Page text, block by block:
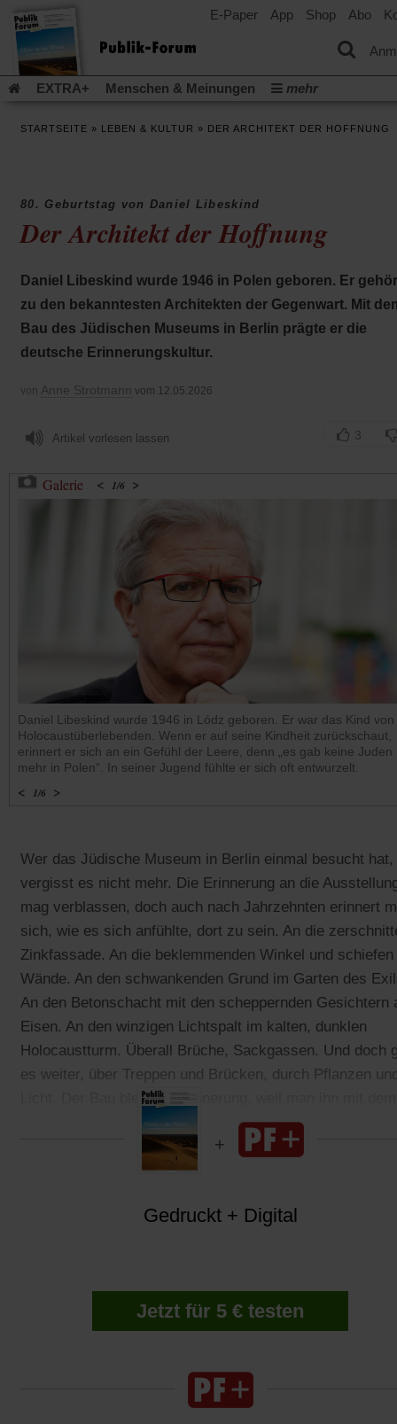
E-Paper App Shop Abo
EXTRA+ Menschen & Meinungen
mehr
Leserinitiative Publik-Forum e.V.
Die Erderwärmung
Urlaub und Nichtstun(Öffnet
neuen
Tab)
Gefährlicher Reichtum(Öffnet
neuen
Tab)
Krieg in
in
einem
neuen
Tab)
Krieg und Frieden (Öffnet
in
neuen
Tab)
Gott neu denken Krieg in der Ukraine
in
Flucht und Migration
Video-Podcast »Veranstaltungen«
Podcast »Veranstaltungen«
Schriftgröße ändern:
STARTSEITE » LEBEN & KULTUR » DER ARCHITEKT DER HOFFNUNG
80. Geburtstag von Daniel Libeskind
Der Architekt der Hoffnung
Daniel Libeskind wurde 1946 in Polen geboren. Er
zu den bekanntesten Architekten der Gegenwart. Mit
Bau des Jüdischen Museums in Berlin prägte er die
deutsche Erinnerungskultur.
von Anne Strotmann vom 12.05.2026
Artikel vorlesen lassen 3
Galerie < 1/6 >
Daniel Libeskind wurde 1946 in Lódz geboren. Er war das Kind von
Holocaustüberlebenden. Wenn er auf seine Kindheit zurückschaut,
erinnert er sich an ein Gefühl der Leere, denn „es gab keine Juden
mehr in Polen“. In seiner Jugend fühlte er sich oft entwurzelt.
< 1/6 >
Wer das Jüdische Museum in Berlin einmal besucht hat,
vergisst es nicht mehr. Die Erinnerung an die
mag verblassen, doch auch nach Jahrzehnten erinnert
sich, wie es sich anfühlte, dort zu sein. An die
Zinkfassade. An die beklemmenden Winkel und schiefen
Wände. An den schwankenden Grund im Garten des
An den Betonschacht mit den scheppernden Gesichtern
Eisen. An den winzigen Lichtspalt im kalten, dunklen
Holocaustturm. Überall Brüche, Sackgassen. Und doch
es weiter, über Treppen und Brücken, durch Pflanzen
Licht. Der Bau bleibt in Erinnerung, weil man ihn mit dem
ganzen Körper erlebt.
Gedruckt + Digital
Jetzt für 5 € testen